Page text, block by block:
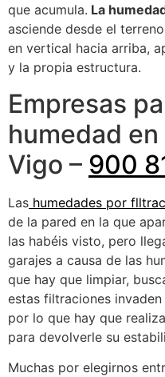
que acumula. La
asciende desde el
en vertical hacia arriba,
y la propia estructura.
Empresas
humedad
Vigo – 900
Las humedades por
de la pared en la que
las habéis visto, pero
garajes a causa de las
que hay que limpiar,
estas filtraciones
por lo que hay que
para devolverle su
Muchas por elegirnos